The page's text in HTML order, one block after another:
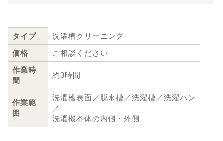
タイプ
洗濯槽クリーニング
価格
ご相談ください
作業時
間
約3時間
作業範
囲
洗濯槽表面／脱水槽／洗濯槽／洗濯パン
／
洗濯機本体の内側・外側